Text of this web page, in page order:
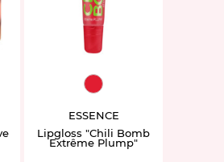
EL954301
ESSENCE
Lipgloss "Chili Bomb
Extrême Plump"